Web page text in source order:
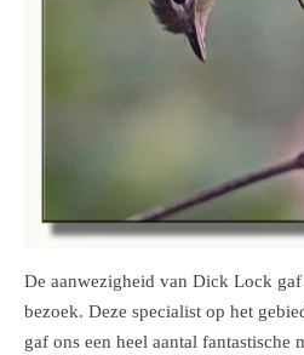
De aanwezigheid van Dick Lock gaf
bezoek. Deze specialist op het
gaf ons een heel aantal fantastische